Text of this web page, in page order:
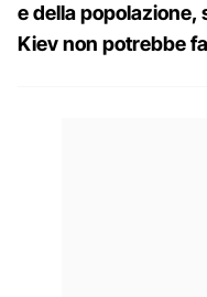
e della popolazione,
Kiev non potrebbe